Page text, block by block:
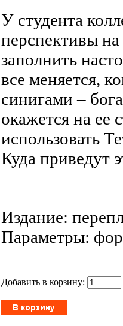
У студента
перспективы
заполнить
все меняется,
синигами –
окажется на ее
использовать
Куда приведут
Издание:
Параметры:
Добавить в корзину: